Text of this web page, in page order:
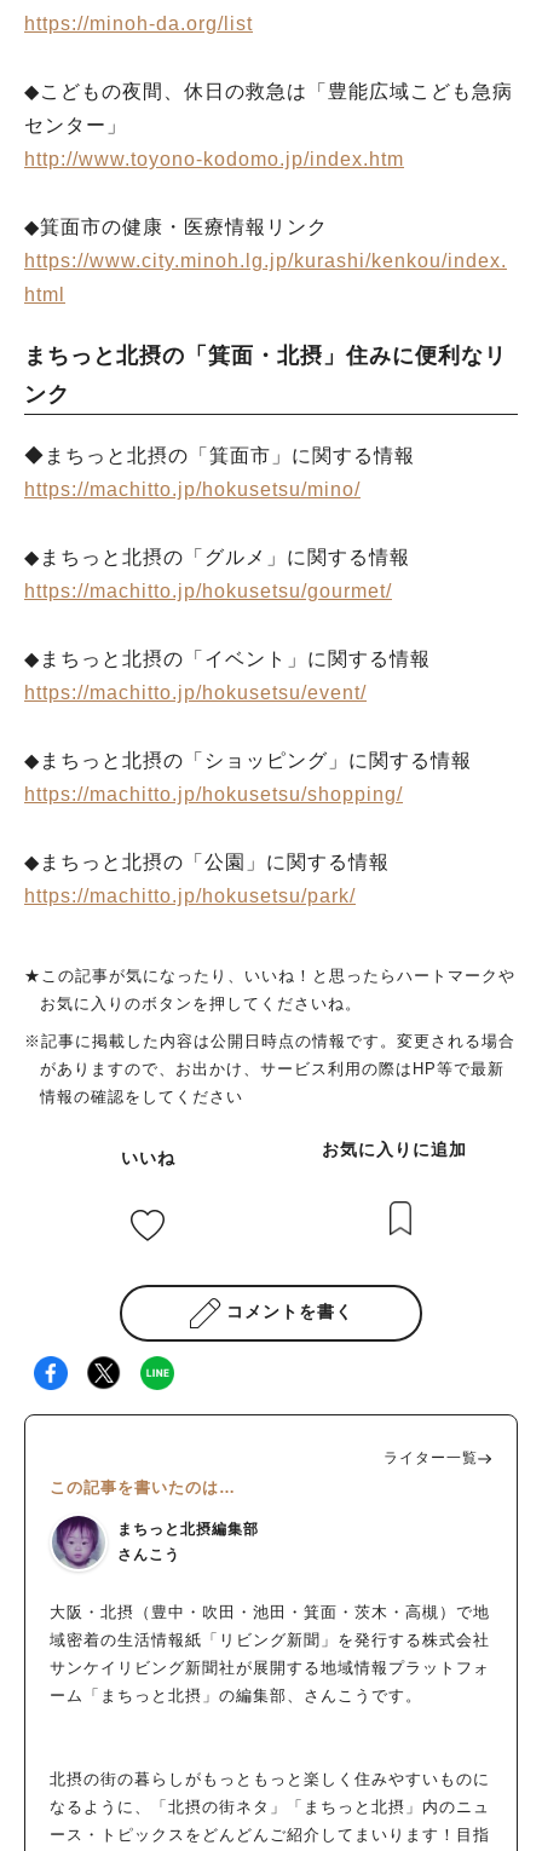
https://minoh-da.org/list
◆こどもの夜間、休日の救急は「豊能広域こども急病
センター」
http://www.toyono-kodomo.jp/index.htm
◆箕面市の健康・医療情報リンク
https://www.city.minoh.lg.jp/kurashi/kenkou/index.
html
まちっと北摂の「箕面・北摂」住みに便利なリ
ンク
◆まちっと北摂の「箕面市」に関する情報
https://machitto.jp/hokusetsu/mino/
◆まちっと北摂の「グルメ」に関する情報
https://machitto.jp/hokusetsu/gourmet/
◆まちっと北摂の「イベント」に関する情報
https://machitto.jp/hokusetsu/event/
◆まちっと北摂の「ショッピング」に関する情報
https://machitto.jp/hokusetsu/shopping/
◆まちっと北摂の「公園」に関する情報
https://machitto.jp/hokusetsu/park/
★この記事が気になったり、いいね！と思ったらハートマークや
お気に入りのボタンを押してくださいね。
※記事に掲載した内容は公開日時点の情報です。変更される場合
がありますので、お出かけ、サービス利用の際はHP等で最新
情報の確認をしてください
いいね お気に入りに追加
コメントを書く
ライター一覧
この記事を書いたのは…
まちっと北摂編集部
さんこう
大阪・北摂（豊中・吹田・池田・箕面・茨木・高槻）で地
域密着の生活情報紙「リビング新聞」を発行する株式会社
サンケイリビング新聞社が展開する地域情報プラットフォ
ーム「まちっと北摂」の編集部、さんこうです。
北摂の街の暮らしがもっともっと楽しく住みやすいものに
なるように、「北摂の街ネタ」「まちっと北摂」内のニュ
ース・トピックスをどんどんご紹介してまいります！目指